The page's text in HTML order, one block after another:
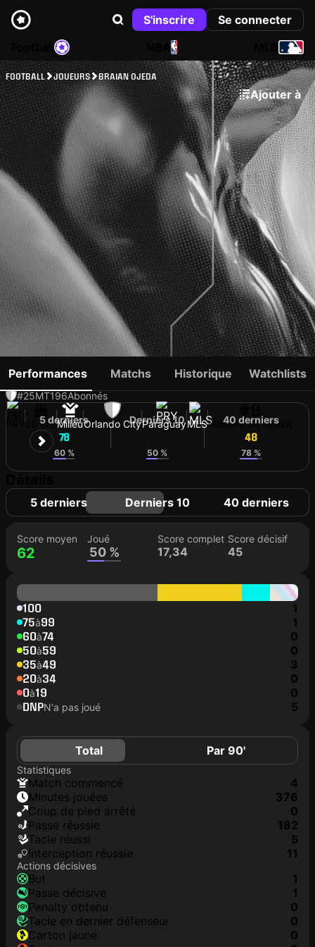
S'inscrire
Se connecter
NBA
FOOTBALL JOUEURS BRAIAN OJEDA
Ajouter à
BRAIAN OJEDA
#25MT196Abonnés
26 ansMilieuOrlando CityParaguayMLSNuméro de maillot
Performances Matchs Historique Watchlists
5 derniers
78
60 %
Derniers 10
50 %
40 derniers
48
78 %
5 derniers Derniers 10 40 derniers
Score moyen
62
Joué
50 %
Score complet
17,34
Score décisif
45
100 1
75à99 1
60à74 0
50à59 0
35à49 3
20à34 0
0à19 0
DNPN'a pas joué 5
Total Par 90'
Statistiques
match commencé
4
minutes jouées
376
coup de pied arrêté
0
Passe réussie
182
tacle réussi
5
interception réussie
11
Actions décisives
but
1
passe décisive
1
penalty obtenu
0
tacle en dernier défenseur
0
carton jaune
0